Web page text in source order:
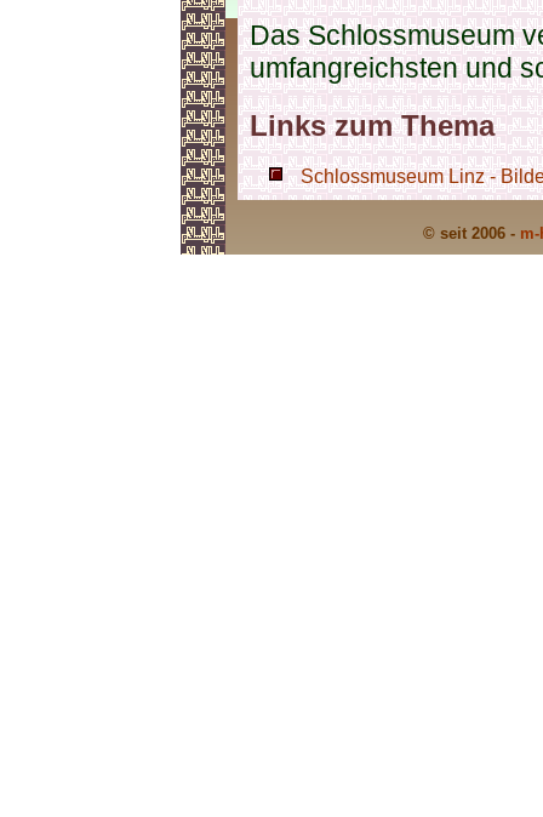
Das Schlossmuseum
umfangreichsten und
Links zum Thema
Schlossmuseum Linz -
© seit 2006 -